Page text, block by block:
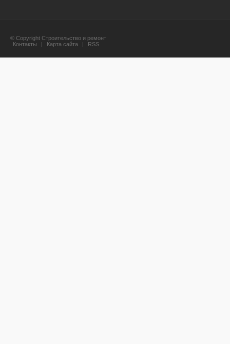
© Copyright Строительство и ремонт
Контакты
| Карта сайта | RSS